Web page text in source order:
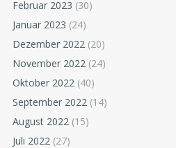
Februar 2023 (30)
Januar 2023 (24)
Dezember 2022 (20)
November 2022 (24)
Oktober 2022 (40)
September 2022 (14)
August 2022 (15)
Juli 2022 (27)